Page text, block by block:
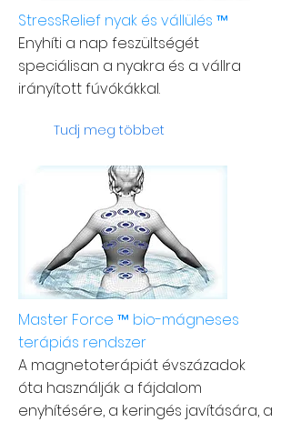
StressRelief nyak és vállülés ™
Enyhíti a nap feszültségét
speciálisan a nyakra és a vállra
irányított fúvókákkal.
Tudj meg többet
Master Force ™ bio-mágneses
terápiás rendszer
A magnetoterápiát évszázadok
óta használják a fájdalom
enyhítésére, a keringés javítására, a